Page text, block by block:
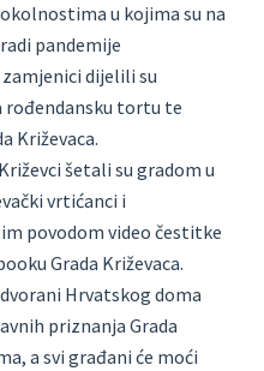
u kojima su na
pandemije
dijelili su
rođendansku tortu te
Križevaca.
šetali su gradom u
vrtićanci i
povodom video čestitke
Grada Križevaca.
Hrvatskog doma
priznanja Grada
a svi građani će moći